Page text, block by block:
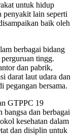
untuk hidup
penyakit lain seperti
baik oleh
berbagai bidang
tingg.
dan pabrik,
darat laut udara dan
pegangan bersama.
GTPPC 19
bangsa dan berbagai
kesehatan dalam
dan disiplin untuk